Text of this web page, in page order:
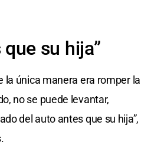
su hija”
la única manera era romper la
no se puede levantar,
del auto antes que su hija”,